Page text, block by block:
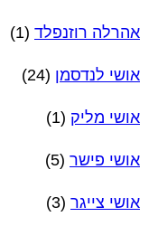
אהרלה רוזנפלד (1)
אושי לנדסמן (24)
אושי מליק (1)
אושי פישר (5)
אושי צייגר (3)